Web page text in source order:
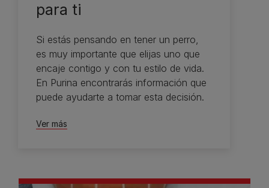
para ti
Si estás pensando en tener un perro,
es muy importante que elijas uno que
encaje contigo y con tu estilo de vida.
En Purina encontrarás información que
puede ayudarte a tomar esta decisión.
Ver más